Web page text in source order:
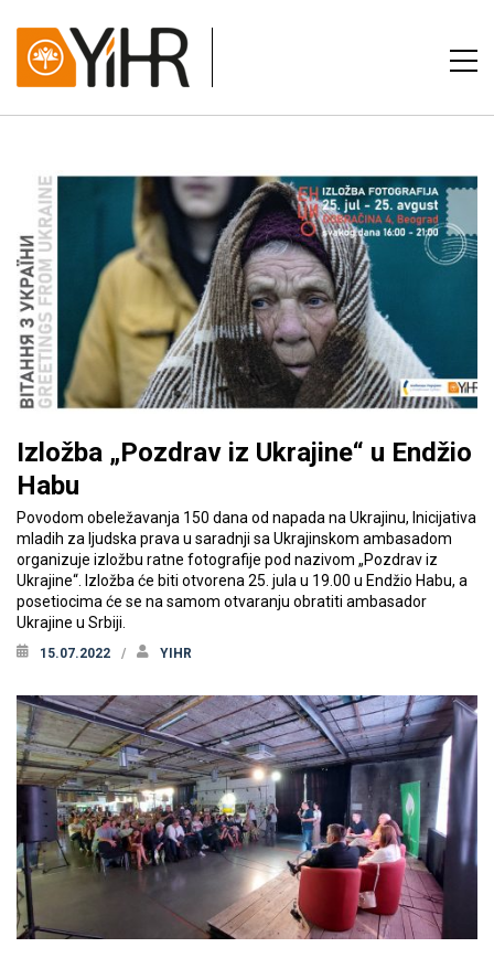
Izložba „Pozdrav iz Ukrajine“ u Endžio
Habu
Povodom obeležavanja 150 dana od napada na Ukrajinu, Inicijativa
mladih za ljudska prava u saradnji sa Ukrajinskom ambasadom
organizuje izložbu ratne fotografije pod nazivom „Pozdrav iz
Ukrajine“. Izložba će biti otvorena 25. jula u 19.00 u Endžio Habu, a
posetiocima će se na samom otvaranju obratiti ambasador
Ukrajine u Srbiji.
15.07.2022 YIHR